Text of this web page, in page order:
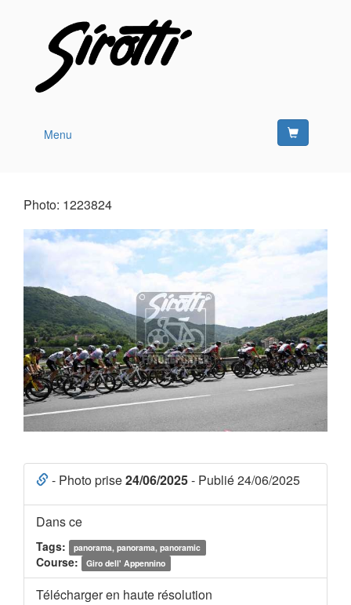
Menu
Photo: 1223824
- Photo prise24/06/2025- Publié 24/06/2025
Dans ce
Tags: panorama, panorama, panoramic
Course: Giro dell' Appennino
Télécharger en haute résolution